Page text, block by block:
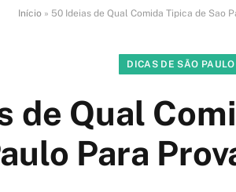
Início » 50 Ideias de Qual Comida Tipica de Sao
DICAS DE SÃO PAULO
de Qual
Para